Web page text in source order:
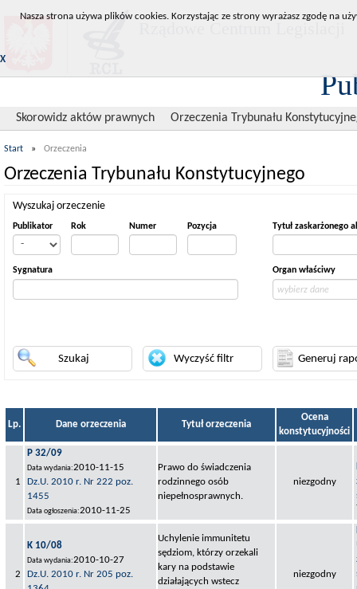
Skorowidz aktów prawnych Orzeczenia Trybunału
Start » Orzeczenia
Orzeczenia Trybunału Konstytucyjnego
Wyszukaj orzeczenie
Publikator Rok Numer Pozycja Tytuł zaskarżonego
Sygnatura Organ właściwy
wybierz dane
Lp. Dane orzeczenia Tytuł orzeczenia
Ocena
konstytucyjności
1
P 32/09
Data wydania:2010-11-15
Dz.U. 2010 r. Nr 222 poz.
1455
Data ogłoszenia:2010-11-25
Prawo do świadczenia
rodzinnego osób
niepełnosprawnych.
niezgodny
2
K 10/08
Data wydania:2010-10-27
Dz.U. 2010 r. Nr 205 poz.
Uchylenie immunitetu
sędziom, którzy orzekali
kary na podstawie
działających wstecz
niezgodny
Nasza strona używa plików cookies. Korzystając ze strony wyrażasz zgodę na
X